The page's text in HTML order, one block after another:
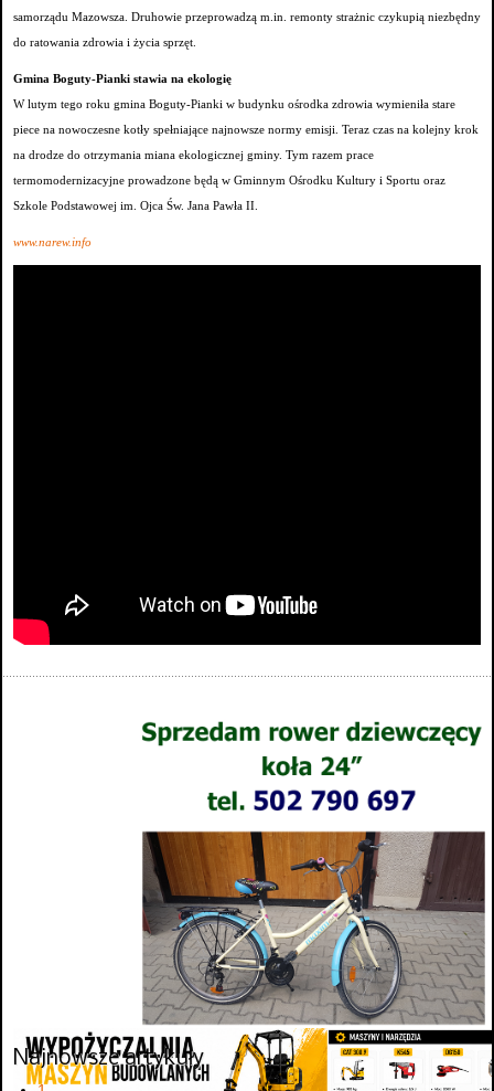
samorządu Mazowsza. Druhowie przeprowadzą m.in. remonty strażnic czykupią niezbędny
do ratowania zdrowia i życia sprzęt.
Gmina Boguty-Pianki stawia na ekologię
W lutym tego roku gmina Boguty-Pianki w budynku ośrodka zdrowia wymieniła stare
piece na nowoczesne kotły spełniające najnowsze normy emisji. Teraz czas na kolejny krok
na drodze do otrzymania miana ekologicznej gminy. Tym razem prace
termomodernizacyjne prowadzone będą w Gminnym Ośrodku Kultury i Sportu oraz
Szkole Podstawowej im. Ojca Św. Jana Pawła II.
www.narew.info
Najnowsze artykuły